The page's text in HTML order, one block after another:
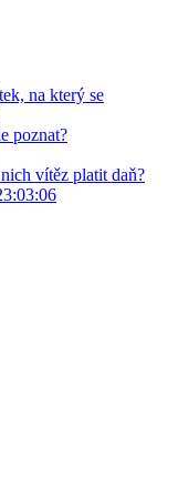
na který se
poznat?
vítěz platit daň?